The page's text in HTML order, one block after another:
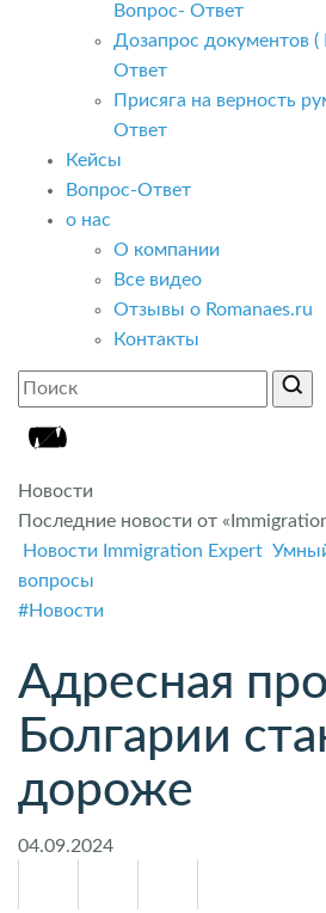
Вопрос- Ответ
Дозапрос документов
Ответ
Присяга на верность
Ответ
Кейсы
Вопрос-Ответ
о нас
О компании
Все видео
Отзывы о Romanaes.ru
Контакты
Новости
Последние новости от
Новости Immigration Expert
вопросы
#Новости
Адресная
Болгарии
дороже
04.09.2024